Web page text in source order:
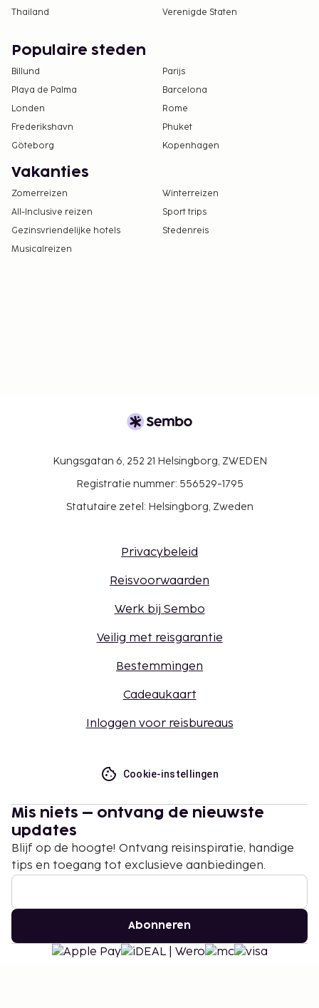
Thailand
Verenigde Staten
Populaire steden
Billund
Parijs
Playa de Palma
Barcelona
Londen
Rome
Frederikshavn
Phuket
Göteborg
Kopenhagen
Vakanties
Zomerreizen
Winterreizen
All-Inclusive reizen
Sport trips
Gezinsvriendelijke hotels
Stedenreis
Musicalreizen
Kungsgatan 6, 252 21 Helsingborg, ZWEDEN
Registratie nummer: 556529-1795
Statutaire zetel: Helsingborg, Zweden
Privacybeleid
Reisvoorwaarden
Werk bij Sembo
Veilig met reisgarantie
Bestemmingen
Cadeaukaart
Inloggen voor reisbureaus
Cookie-instellingen
Mis niets – ontvang de nieuwste
updates
Blijf op de hoogte! Ontvang reisinspiratie, handige
tips en toegang tot exclusieve aanbiedingen.
Abonneren